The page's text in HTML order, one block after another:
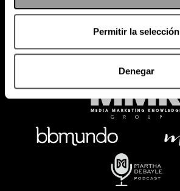
Permitir la selección
Denegar